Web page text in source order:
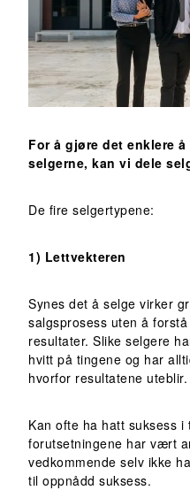
For å gjøre det enklere
selgerne, kan vi dele
De fire selgertypene:
1) Lettvekteren
Synes det å selge virker
salgsprosess uten å
resultater. Slike selgere
hvitt på tingene og har
hvorfor resultatene uteblir.
Kan ofte ha hatt suksess
forutsetningene har vært
vedkommende selv ikke
til oppnådd suksess.